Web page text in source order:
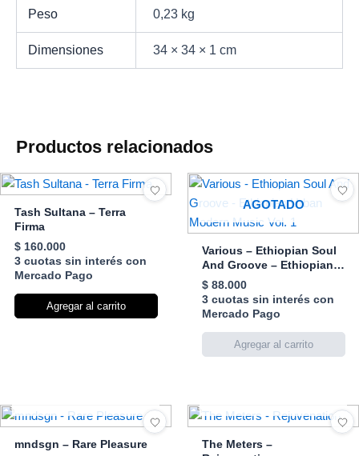
Peso 0,23 kg
Dimensiones 34 × 34 × 1 cm
Productos relacionados
Tash Sultana – Terra
Firma
$160.000
3 cuotas sin interés con
Mercado Pago
Agregar al carrito
AGOTADO
Various – Ethiopian Soul
And Groove – Ethiopian
Urban Modern Music Vol.
1
$88.000
3 cuotas sin interés con
Mercado Pago
mndsgn – Rare Pleasure
The Meters –